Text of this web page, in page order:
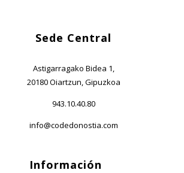
Sede Central
Astigarragako Bidea 1,
20180 Oiartzun, Gipuzkoa
943.10.40.80
info@codedonostia.com
Información